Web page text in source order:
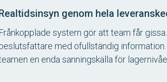
genom hela
Frånkopplade system gör att team får
beslutsfattare med ofullständig
en enda sanningskälla för